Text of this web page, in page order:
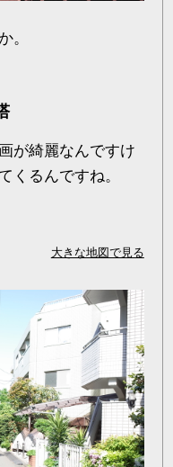
。
が綺麗なんですけ
くるんですね。
大きな地図で見る